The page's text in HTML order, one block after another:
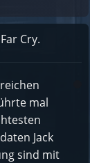
Cry.
mal
Jack
sind mit